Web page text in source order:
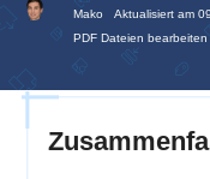
Mako
Aktualisiert am
PDF Dateien bearbeiten